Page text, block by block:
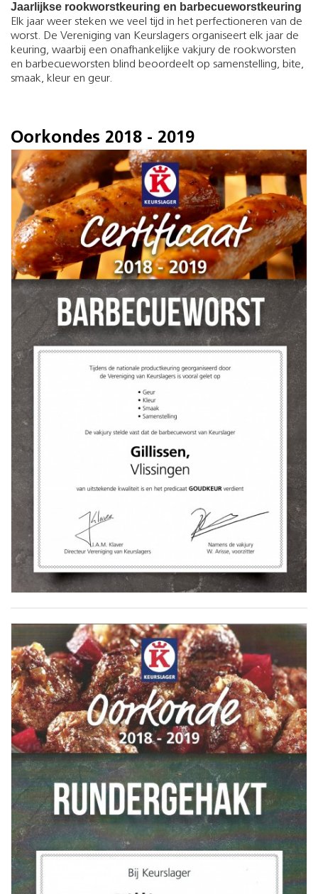
Jaarlijkse rookworstkeuring en barbecueworstkeuring
Elk jaar weer steken we veel tijd in het perfectioneren van de
worst. De Vereniging van Keurslagers organiseert elk jaar de
keuring, waarbij een onafhankelijke vakjury de rookworsten
en barbecueworsten blind beoordeelt op samenstelling, bite,
smaak, kleur en geur.
Oorkondes 2018 - 2019